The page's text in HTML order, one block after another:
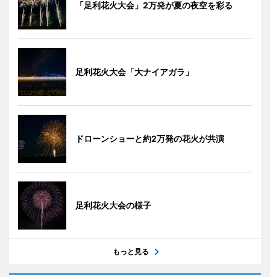
「足利花火大会」2万発が夏の夜空を彩る
足利花火大会「大ナイアガラ」
ドローンショーと約2万発の花火が共演
足利花火大会の様子
もっと見る